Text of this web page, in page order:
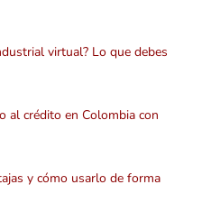
virtual? Lo que debes
al crédito en Colombia con
y cómo usarlo de forma